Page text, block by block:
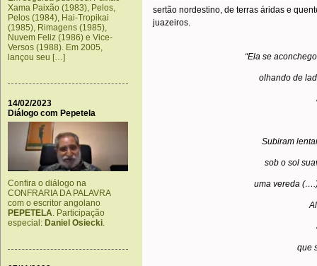
Xama Paixão (1983), Pelos,
Pelos (1984), Hai-Tropikai
(1985), Rimagens (1985),
Nuvem Feliz (1986) e Vice-
Versos (1988). Em 2005,
lançou seu […]
14/02/2023
Diálogo com Pepetela
Confira o diálogo na
CONFRARIA DA PALAVRA
com o escritor angolano
PEPETELA. Participação
especial: Daniel Osiecki.
sertão nordestino, de terras áridas e
juazeiros.
“Ela se
olhando de
Subiram
sob o sol
uma vereda
que